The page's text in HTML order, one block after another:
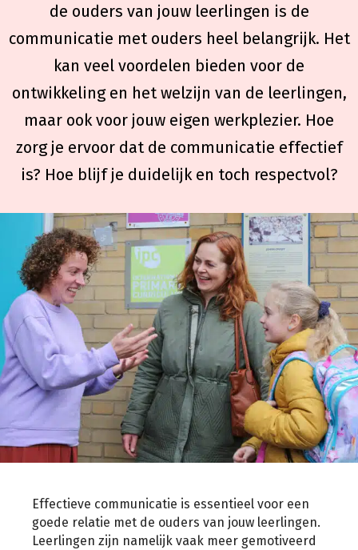
de ouders van jouw leerlingen is de
communicatie met ouders heel belangrijk. Het
kan veel voordelen bieden voor de
ontwikkeling en het welzijn van de leerlingen,
maar ook voor jouw eigen werkplezier. Hoe
zorg je ervoor dat de communicatie effectief
is? Hoe blijf je duidelijk en toch respectvol?
Effectieve communicatie is essentieel voor een
goede relatie met de ouders van jouw leerlingen.
Leerlingen zijn namelijk vaak meer gemotiveerd